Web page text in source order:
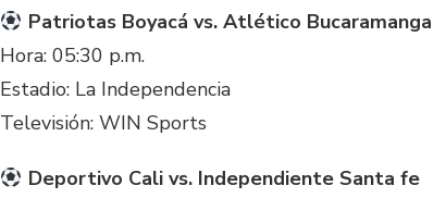
Patriotas Boyacá vs. Atlético Bucaramanga
Hora: 05:30 p.m.
Estadio: La Independencia
Televisión: WIN Sports
Deportivo Cali vs. Independiente Santa fe